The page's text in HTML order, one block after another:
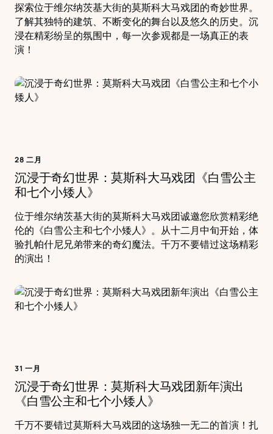
探索位于维尔纳茨基大街的莫斯科大马戏团的奇妙世界。
了解其独特的建筑、不断变化的舞台以及悠久的历史。沉
浸在精彩纷呈的氛围中，每一次参观都是一场真正的表
演！
28 二月
沉浸于奇幻世界：莫斯科大马戏团《白雪公主
和七个小矮人》
位于维尔纳茨基大街的莫斯科大马戏团诚邀您欣赏精彩绝
伦的《白雪公主和七个小矮人》。从十二月中旬开始，体
验扎帕什尼兄弟带来的奇幻魔法。千万不要错过这场精彩
的演出！
31 一月
沉浸于奇幻世界：莫斯科大马戏团新年演出
《白雪公主和七个小矮人》
千万不要错过莫斯科大马戏团的这场独一无二的首演！扎